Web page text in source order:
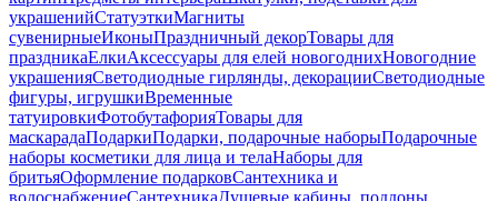
украшенийСтатуэткиМагниты
сувенирныеИконыПраздничный декорТовары для
праздникаЕлкиАксессуары для елей новогоднихНовогодние
украшенияСветодиодные гирлянды, декорацииСветодиодные
фигуры, игрушкиВременные
татуировкиФотобутафорияТовары для
маскарадаПодаркиПодарки, подарочные наборыПодарочные
наборы косметики для лица и телаНаборы для
бритьяОформление подарковСантехника и
водоснабжениеСантехникаДушевые кабины, поддоны,